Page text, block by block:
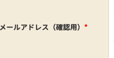
メールアドレス（確認用） *